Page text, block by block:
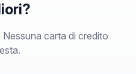
carta di credito